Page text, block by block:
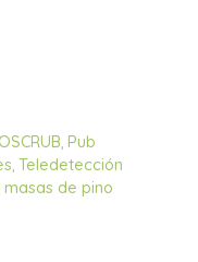
,Pub
, Teledetección
de pino